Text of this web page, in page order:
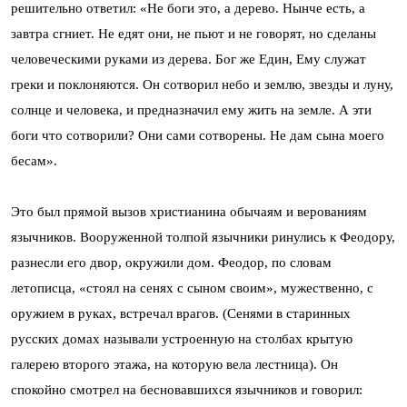
решительно ответил: «Не боги это, а дерево. Нынче есть, а
завтра сгниет. Не едят они, не пьют и не говорят, но сделаны
человеческими руками из дерева. Бог же Един, Ему служат
греки и поклоняются. Он сотворил небо и землю, звезды и луну,
солнце и человека, и предназначил ему жить на земле. А эти
боги что сотворили? Они сами сотворены. Не дам сына моего
бесам».
Это был прямой вызов христианина обычаям и верованиям
язычников. Вооруженной толпой язычники ринулись к Феодору,
разнесли его двор, окружили дом. Феодор, по словам
летописца, «стоял на сенях с сыном своим», мужественно, с
оружием в руках, встречал врагов. (Сенями в старинных
русских домах называли устроенную на столбах крытую
галерею второго этажа, на которую вела лестница). Он
спокойно смотрел на бесновавшихся язычников и говорил: